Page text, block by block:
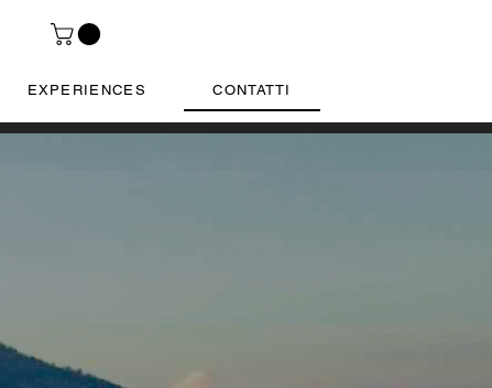
EXPERIENCES CONTATTI